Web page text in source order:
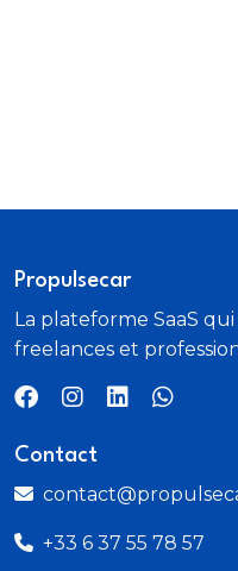
Propulsecar
La plateforme SaaS
freelances et
Contact
+33 6 37 55 78 57